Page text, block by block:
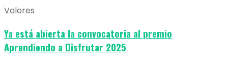
Valores
Ya está abierta la convocatoria al premio
Aprendiendo a Disfrutar 2025